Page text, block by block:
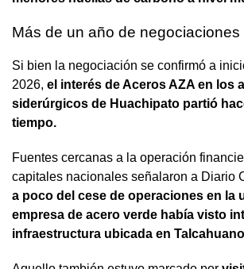
Más de un año de negociaciones
Si bien la negociación se confirmó a
2026, el interés de Aceros AZA en los
siderúrgicos de Huachipato partió
tiempo.
Fuentes cercanas a la operación
capitales nacionales señalaron a Diario
a poco del cese de operaciones en la
empresa de acero verde había visto
infraestructura ubicada en